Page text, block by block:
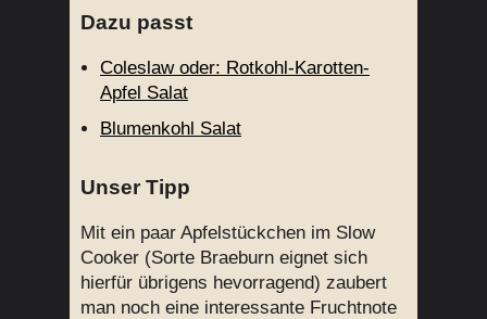
Dazu passt
Coleslaw oder: Rotkohl-Karotten-
Apfel Salat
Blumenkohl Salat
Unser Tipp
Mit ein paar Apfelstückchen im Slow
Cooker (Sorte Braeburn eignet sich
hierfür übrigens hevorragend) zaubert
man noch eine interessante Fruchtnote